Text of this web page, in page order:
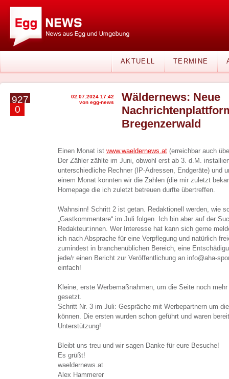
AKTUELL TERMINE
927
0
02.07.2024 17:42
von egg-news
Wäldernews: Neue
Bregenzerwald
Einen Monat ist www.waeldernews.at (erreichbar auch
Der Zähler zählte im Juni, obwohl erst ab 3. d.M.
unterschiedliche Rechner (IP-Adressen, Endgeräte) und
einem Monat konnten wir die Zahlen (die mir zuletzt
Homepage die ich zuletzt betreuen durfte übertreffen.
Wahnsinn! Schritt 2 ist getan. Redaktionell werden, wie
„Gastkommentare“ im Juli folgen. Ich bin aber auf der
Redakteur:innen. Wer Interesse hat kann sich gerne
ich nach Absprache für eine Verpflegung und natürlich
zumindest in branchenüblichen Bereich, eine
jede/r einen Bericht zur Veröffentlichung an info@aha-
einfach!
Kleine, erste Werbemaßnahmen, um die Seite noch
gesetzt.
Schritt Nr. 3 im Juli: Gespräche mit Werbepartnern um
können. Die ersten wurden schon geführt und waren
Unterstützung!
Bleibt uns treu und wir sagen Danke für eure Besuche!
Es grüßt!
waeldernews.at
Alex Hammerer